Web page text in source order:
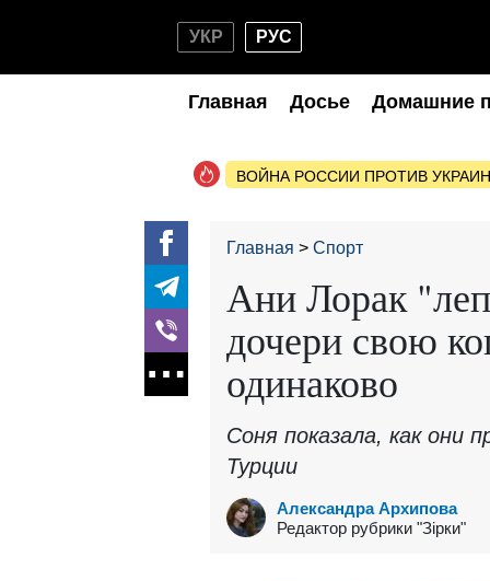
УКР РУС
Главная Досье Домашние
ВОЙНА РОССИИ ПРОТИВ
Главная Спорт
Ани Лорак
дочери свою
одинаково
Соня показала, как они
Турции
Александра Архипова
Редактор рубрики "Зірки"